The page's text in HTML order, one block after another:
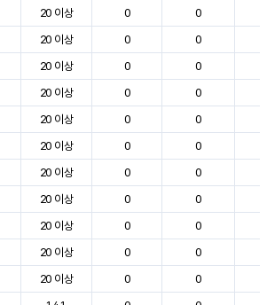
20 이상 0 0
20 이상 0 0
20 이상 0 0
20 이상 0 0
20 이상 0 0
20 이상 0 0
20 이상 0 0
20 이상 0 0
20 이상 0 0
20 이상 0 0
20 이상 0 0